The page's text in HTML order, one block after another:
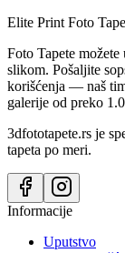
Elite Print Foto
Foto Tapete
slikom. Pošaljite
korišćenja — naš
galerije od preko
3dfototapete.rs je
tapeta po meri.
Informacije
Uputstvo